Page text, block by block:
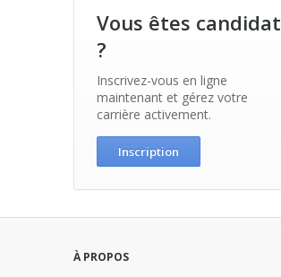
Vous êtes candidat
?
Inscrivez-vous en ligne
maintenant et gérez votre
carrière activement.
Inscription
À PROPOS